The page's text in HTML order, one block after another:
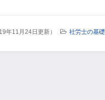
年11月24日更新） 社労士の基